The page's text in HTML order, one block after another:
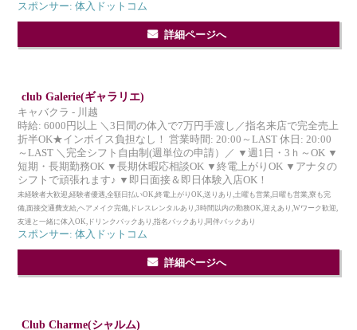
スポンサー: 体入ドットコム
詳細ページへ
club Galerie(ギャラリエ)
キャバクラ - 川越
時給: 6000円以上 ＼3日間の体入で7万円手渡し／指名来店で完全売上
折半OK★インボイス負担なし！ 営業時間: 20:00～LAST 休日: 20:00
～LAST ＼完全シフト自由制(週単位の申請）／ ▼週1日・3ｈ～OK ▼
短期・長期勤務OK ▼長期休暇応相談OK ▼終電上がりOK ▼アナタの
シフトで頑張れます♪ ▼即日面接＆即日体験入店OK！
未経験者大歓迎,経験者優遇,全額日払いOK,終電上がりOK,送りあり,土曜も営業,日曜も営業,寮も完
備,面接交通費支給,ヘアメイク完備,ドレスレンタルあり,3時間以内の勤務OK,迎えあり,Wワーク歓迎,
友達と一緒に体入OK,ドリンクバックあり,指名バックあり,同伴バックあり
スポンサー: 体入ドットコム
詳細ページへ
Club Charme(シャルム)